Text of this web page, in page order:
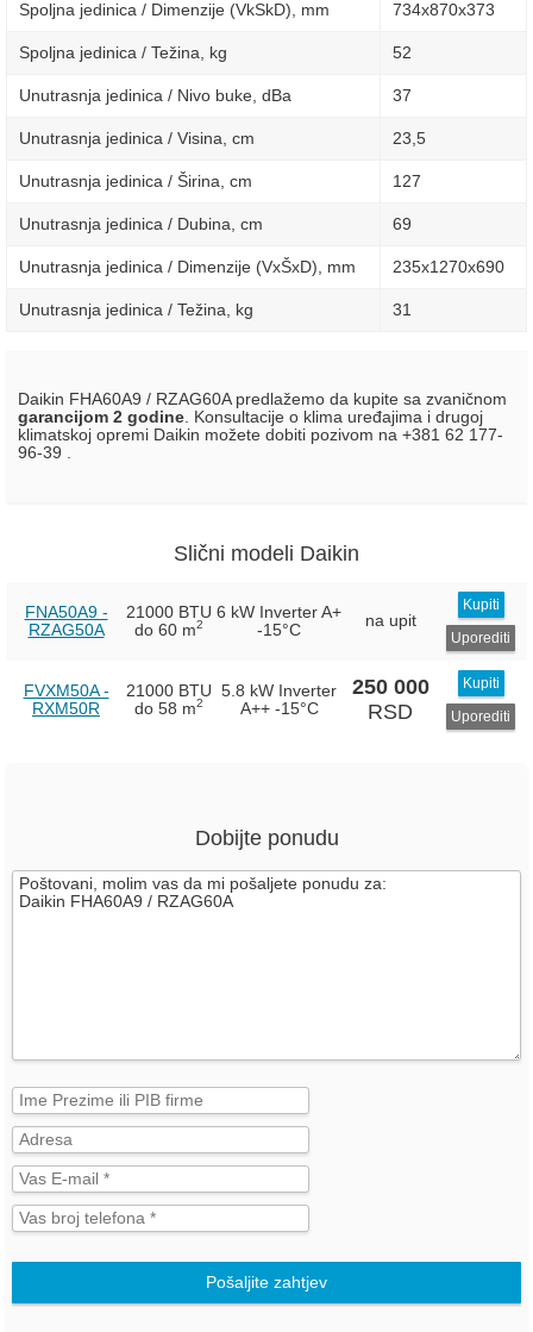
Spoljna jedinica / Dimenzije (VkSkD), mm 734х870х373
Spoljna jedinica / Težina, kg 52
Unutrasnja jedinica / Nivo buke, dBa 37
Unutrasnja jedinica / Visina, сm 23,5
Unutrasnja jedinica / Širina, сm 127
Unutrasnja jedinica / Dubina, сm 69
Unutrasnja jedinica / Dimenzije (VxŠxD), mm 235х1270х690
Unutrasnja jedinica / Težina, kg 31
Daikin FHA60A9 / RZAG60A predlažemo da kupite sa zvaničnom
garancijom 2 godine . Konsultacije o klima uređajima i drugoj
klimatskoj opremi Daikin možete dobiti pozivom na +381 62 177-
96-39 .
Slični modeli Daikin
FNA50A9 -
RZAG50A
21000 BTU
do 60 m2
6 kW Inverter A+
-15°C
na upit
Kupiti
Uporediti
FVXM50A -
RXM50R
21000 BTU
do 58 m2
5.8 kW Inverter
A++ -15°C
250 000
RSD
Kupiti
Uporediti
Dobijte ponudu
Pošaljite zahtjev